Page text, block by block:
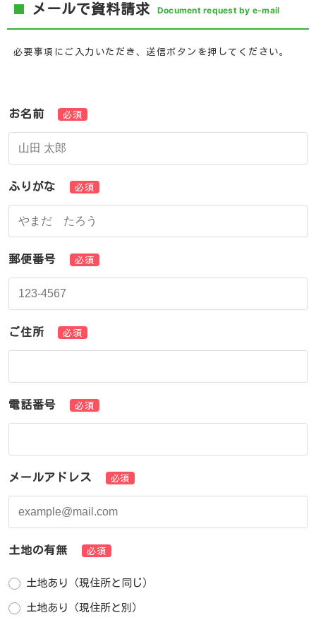
メールで資料請求 Document request by e-mail
必要事項にご入力いただき、送信ボタンを押してください。
お名前 必須
ふりがな 必須
郵便番号 必須
ご住所 必須
電話番号 必須
メールアドレス 必須
土地の有無 必須
土地あり（現住所と同じ）
土地あり（現住所と別）